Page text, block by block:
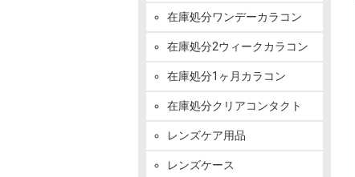
在庫処分ワンデーカラコン
在庫処分2ウィークカラコン
在庫処分1ヶ月カラコン
在庫処分クリアコンタクト
レンズケア用品
レンズケース